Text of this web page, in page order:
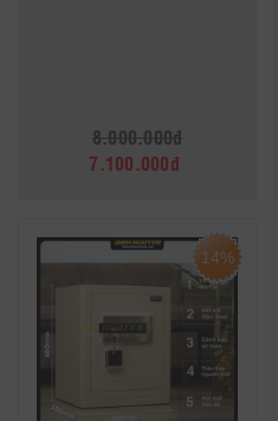
8.000.000đ
7.100.000đ
14%